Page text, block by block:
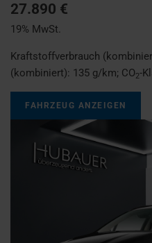
27.890 €
19% MwSt.
Kraftstoffverbrauch
(kombiniert): 135 g/km; CO2-
FAHRZEUG ANZEIGEN